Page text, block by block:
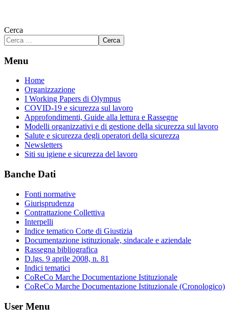
Cerca
Cerca
Menu
Home
Organizzazione
I Working Papers di Olympus
COVID-19 e sicurezza sul lavoro
Approfondimenti, Guide alla lettura e Rassegne
Modelli organizzativi e di gestione della sicurezza sul lavoro
Salute e sicurezza degli operatori della sicurezza
Newsletters
Siti su igiene e sicurezza del lavoro
Banche Dati
Fonti normative
Giurisprudenza
Contrattazione Collettiva
Interpelli
Indice tematico Corte di Giustizia
Documentazione istituzionale, sindacale e aziendale
Rassegna bibliografica
D.lgs. 9 aprile 2008, n. 81
Indici tematici
CoReCo Marche Documentazione Istituzionale
CoReCo Marche Documentazione Istituzionale (Cronologico)
User Menu